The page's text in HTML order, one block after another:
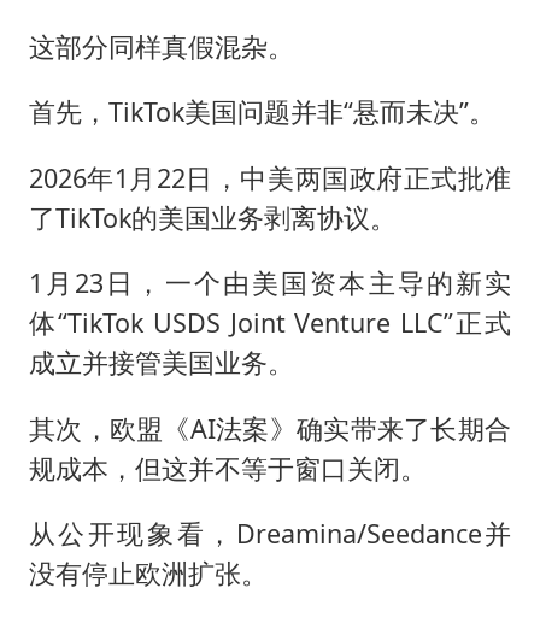
这部分同样真假混杂。
首先，TikTok美国问题并非“悬而未决”。
2026年1月22日，中美两国政府正式批准
了TikTok的美国业务剥离协议。
1月23日，一个由美国资本主导的新实
体“TikTok USDS Joint Venture LLC”正式
成立并接管美国业务。
其次，欧盟《AI法案》确实带来了长期合
规成本，但这并不等于窗口关闭。
从公开现象看，Dreamina/Seedance并
没有停止欧洲扩张。